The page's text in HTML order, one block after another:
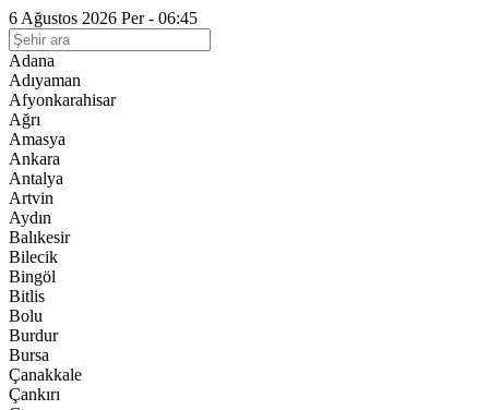
6 Ağustos 2026 Per - 06:45
Adana
Adıyaman
Afyonkarahisar
Ağrı
Amasya
Ankara
Antalya
Artvin
Aydın
Balıkesir
Bilecik
Bingöl
Bitlis
Bolu
Burdur
Bursa
Çanakkale
Çankırı